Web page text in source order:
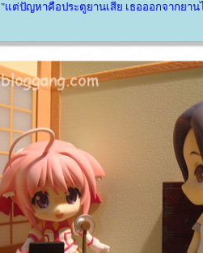
"แต่ปัญหาคือประตูยานเสีย เธอออกจากยาน